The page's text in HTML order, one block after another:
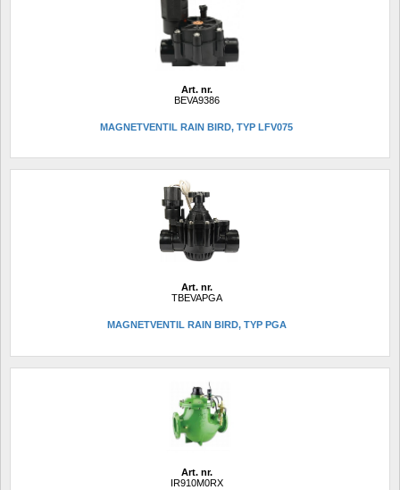
Art. nr.
BEVA9386
MAGNETVENTIL RAIN BIRD, TYP LFV075
Art. nr.
TBEVAPGA
MAGNETVENTIL RAIN BIRD, TYP PGA
Art. nr.
IR910M0RX